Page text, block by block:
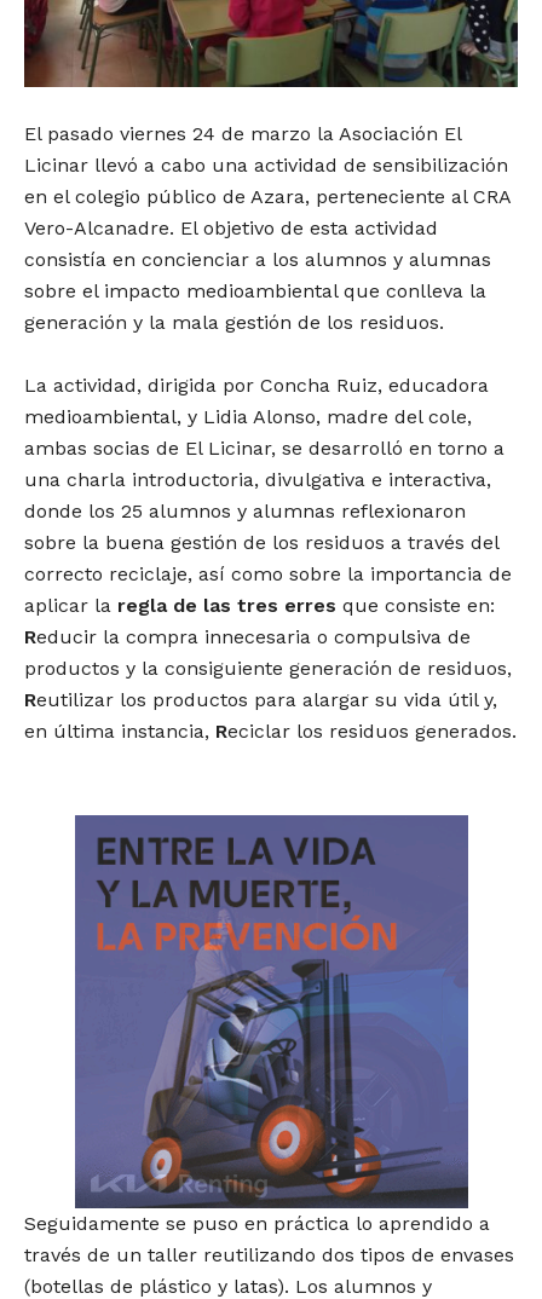
El pasado viernes 24 de marzo la Asociación El
Licinar llevó a cabo una actividad de sensibilización
en el colegio público de Azara, perteneciente al CRA
Vero-Alcanadre. El objetivo de esta actividad
consistía en concienciar a los alumnos y alumnas
sobre el impacto medioambiental que conlleva la
generación y la mala gestión de los residuos.
La actividad, dirigida por Concha Ruiz, educadora
medioambiental, y Lidia Alonso, madre del cole,
ambas socias de El Licinar, se desarrolló en torno a
una charla introductoria, divulgativa e interactiva,
donde los 25 alumnos y alumnas reflexionaron
sobre la buena gestión de los residuos a través del
correcto reciclaje, así como sobre la importancia de
aplicar la regla de las tres erres que consiste en:
Reducir la compra innecesaria o compulsiva de
productos y la consiguiente generación de residuos,
Reutilizar los productos para alargar su vida útil y,
en última instancia, Reciclar los residuos generados.
Seguidamente se puso en práctica lo aprendido a
través de un taller reutilizando dos tipos de envases
(botellas de plástico y latas). Los alumnos y